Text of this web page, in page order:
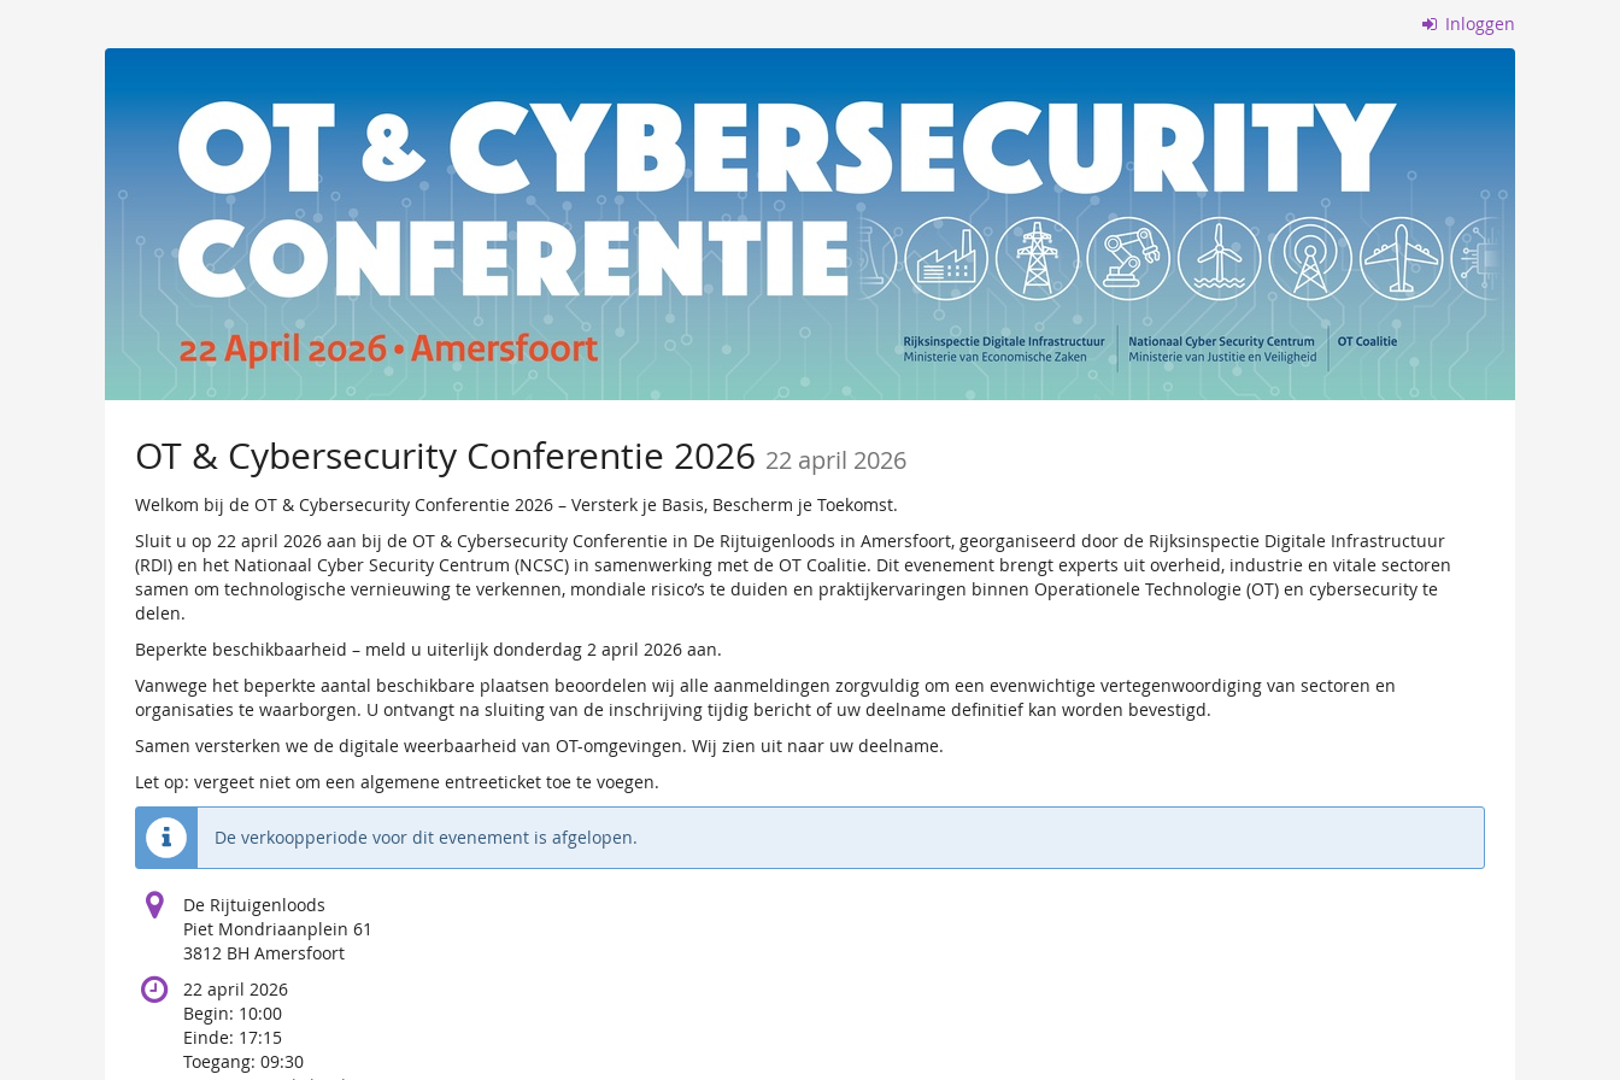
hoofdinhoud
Inloggen
OT & Cybersecurity Conferentie 2026 22 april 2026
Welkom bij de OT & Cybersecurity Conferentie 2026 – Versterk je Basis, Bescherm je Toekomst.
Sluit u op 22 april 2026 aan bij de OT & Cybersecurity Conferentie in De Rijtuigenloods in Amersfoort, georganiseerd door de Rijksinspectie Digitale Infrastructuur
(RDI) en het Nationaal Cyber Security Centrum (NCSC) in samenwerking met de OT Coalitie. Dit evenement brengt experts uit overheid, industrie en vitale sectoren
samen om technologische vernieuwing te verkennen, mondiale risico’s te duiden en praktijkervaringen binnen Operationele Technologie (OT) en cybersecurity te
delen.
Beperkte beschikbaarheid – meld u uiterlijk donderdag 2 april 2026 aan.
Vanwege het beperkte aantal beschikbare plaatsen beoordelen wij alle aanmeldingen zorgvuldig om een evenwichtige vertegenwoordiging van sectoren en
organisaties te waarborgen. U ontvangt na sluiting van de inschrijving tijdig bericht of uw deelname definitief kan worden bevestigd.
Samen versterken we de digitale weerbaarheid van OT-omgevingen. Wij zien uit naar uw deelname.
Let op: vergeet niet om een algemene entreeticket toe te voegen.
De verkoopperiode voor dit evenement is afgelopen.
De Rijtuigenloods
Piet Mondriaanplein 61
3812 BH Amersfoort
22 april 2026
Begin: 10:00
Einde: 17:15
Toegang: 09:30